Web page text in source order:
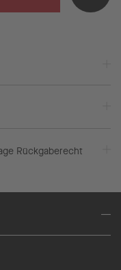
Rückgaberecht